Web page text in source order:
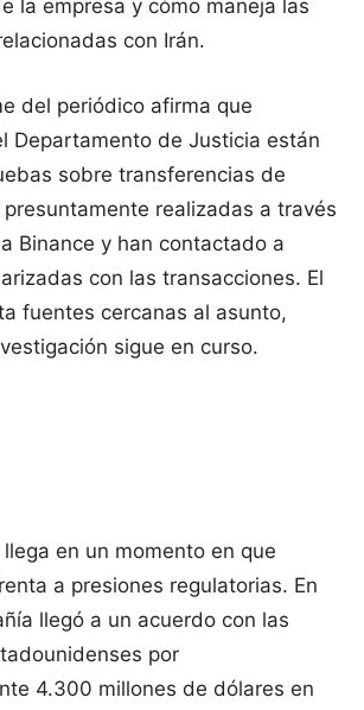
la empresa y cómo maneja las
con Irán.
del periódico afirma que
Departamento de Justicia están
sobre transferencias de
realizadas a través
Binance y han contactado a
con las transacciones. El
fuentes cercanas al asunto,
sigue en curso.
en un momento en que
a presiones regulatorias. En
llegó a un acuerdo con las
por
4.300 millones de dólares en